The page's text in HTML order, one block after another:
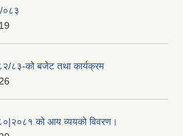
०८३
८३-को बजेट तथा कार्यक्रम
को आय व्ययको विवरण।